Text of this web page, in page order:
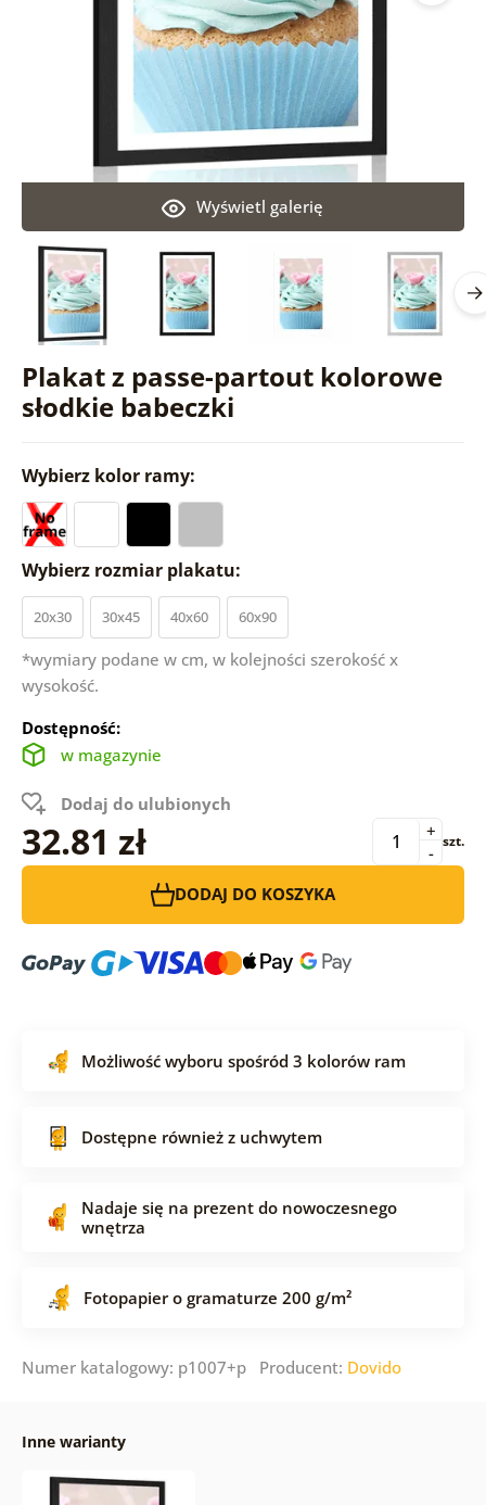
Plakat z passe-partout kolorowe
słodkie babeczki
Wyświetl galerię
Wybierz kolor ramy:
Wybierz rozmiar plakatu:
20x30 30x45 40x60 60x90
*wymiary podane w cm, w kolejności szerokość x
wysokość.
Dostępność:
w magazynie
Dodaj do ulubionych
32.81 zł -
+ szt.
DODAJ DO KOSZYKA
Możliwość wyboru spośród 3 kolorów ram
Dostępne również z uchwytem
Nadaje się na prezent do nowoczesnego
wnętrza
Fotopapier o gramaturze 200 g/m²
Numer katalogowy: p1007+p Producent: Dovido
Inne warianty